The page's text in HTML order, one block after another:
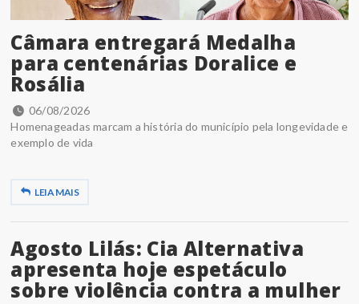
Câmara entregará Medalha
para centenárias Doralice e
Rosália
06/08/2026
Homenageadas marcam a história do município pela longevidade e
exemplo de vida
LEIA MAIS
Agosto Lilás: Cia Alternativa
apresenta hoje espetáculo
sobre violência contra a mulher